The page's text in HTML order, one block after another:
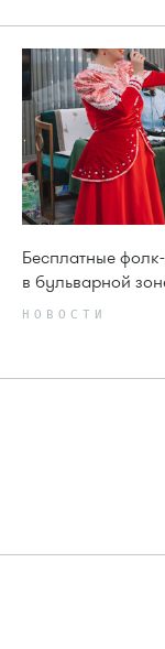
Бесплатные
в бульварной
НОВОСТИ